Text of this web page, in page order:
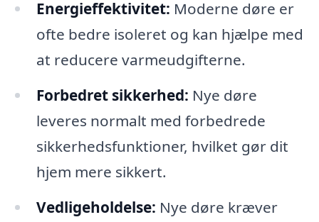
Energieffektivitet: Moderne døre er
ofte bedre isoleret og kan hjælpe med
at reducere varmeudgifterne.
Forbedret sikkerhed: Nye døre
leveres normalt med forbedrede
sikkerhedsfunktioner, hvilket gør dit
hjem mere sikkert.
Vedligeholdelse: Nye døre kræver